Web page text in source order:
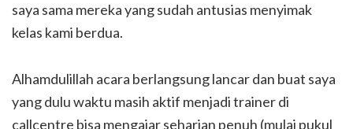
saya sama mereka yang sudah antusias menyimak
kelas kami berdua.
Alhamdulillah acara berlangsung lancar dan buat saya
yang dulu waktu masih aktif menjadi trainer di
callcentre bisa mengajar seharian penuh (mulai pukul